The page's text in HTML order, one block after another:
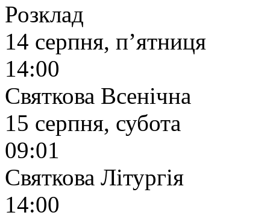
Розклад
14 серпня, п’ятниця
14:00
Святкова Всенічна
15 серпня, субота
09:01
Святкова Літургія
14:00